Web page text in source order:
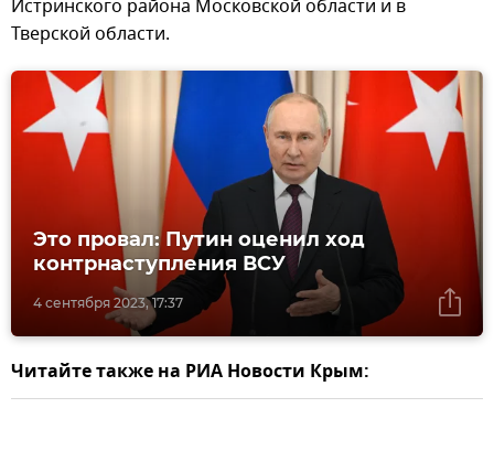
Истринского района Московской области и в
Тверской области.
4 сентября 2023, 17:37
Это провал: Путин оценил ход
контрнаступления ВСУ
Читайте также на РИА Новости Крым: